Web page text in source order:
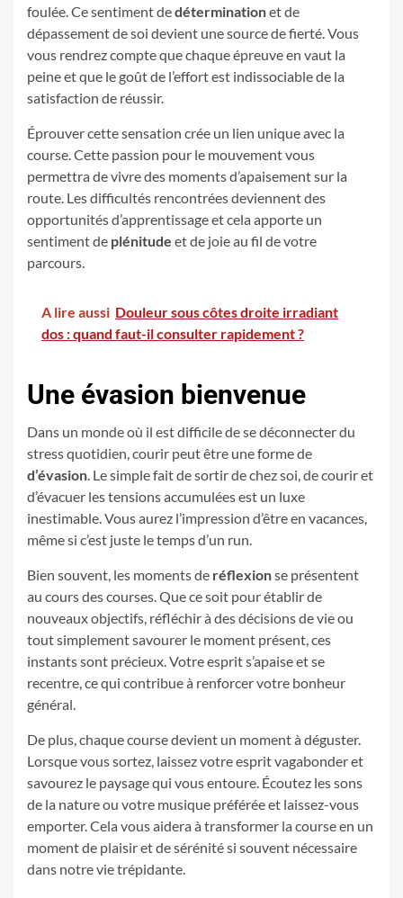
foulée. Ce sentiment dedéterminationet de
dépassement de soi devient une source de fierté. Vous
vous rendrez compte que chaque épreuve en vaut la
peine et que le goût de l’effort est indissociable de la
satisfaction de réussir.
Éprouver cette sensation crée un lien unique avec la
course. Cette passion pour le mouvement vous
permettra de vivre des moments d’apaisement sur la
route. Les difficultés rencontrées deviennent des
opportunités d’apprentissage et cela apporte un
sentiment de plénitude et de joie au fil de votre
parcours.
A lire aussi Douleur sous côtes droite irradiant
dos : quand faut-il consulter rapidement ?
Une évasion bienvenue
Dans un monde où il est difficile de se déconnecter du
stress quotidien, courir peut être une forme de
d’évasion. Le simple fait de sortir de chez soi, de courir et
d’évacuer les tensions accumulées est un luxe
inestimable. Vous aurez l’impression d’être en vacances,
même si c’est juste le temps d’un run.
Bien souvent, les moments de réflexionse présentent
au cours des courses. Que ce soit pour établir de
nouveaux objectifs, réfléchir à des décisions de vie ou
tout simplement savourer le moment présent, ces
instants sont précieux. Votre esprit s’apaise et se
recentre, ce qui contribue à renforcer votre bonheur
général.
De plus, chaque course devient un moment à déguster.
Lorsque vous sortez, laissez votre esprit vagabonder et
savourez le paysage qui vous entoure. Écoutez les sons
de la nature ou votre musique préférée et laissez-vous
emporter. Cela vous aidera à transformer la course en un
moment de plaisir et de sérénité si souvent nécessaire
dans notre vie trépidante.